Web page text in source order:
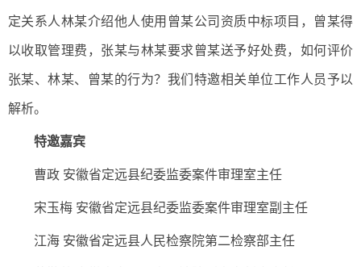
定关系人林某介绍他人使用曾某公司资质中标项目，曾某得
以收取管理费，张某与林某要求曾某送予好处费，如何评价
张某、林某、曾某的行为？我们特邀相关单位工作人员予以
解析。
特邀嘉宾
曹政 安徽省定远县纪委监委案件审理室主任
宋玉梅 安徽省定远县纪委监委案件审理室副主任
江海 安徽省定远县人民检察院第二检察部主任